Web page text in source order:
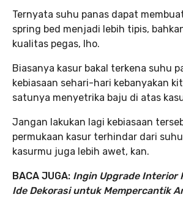
Ternyata suhu panas dapat
spring bed menjadi lebih tipis,
kualitas pegas, lho.
Biasanya kasur bakal terkena suhu
kebiasaan sehari-hari kebanyakan
satunya menyetrika baju di atas
Jangan lakukan lagi kebiasaan
permukaan kasur terhindar dari
kasurmu juga lebih awet, kan.
BACA JUGA: Ingin Upgrade Interior
Ide Dekorasi untuk Mempercantik